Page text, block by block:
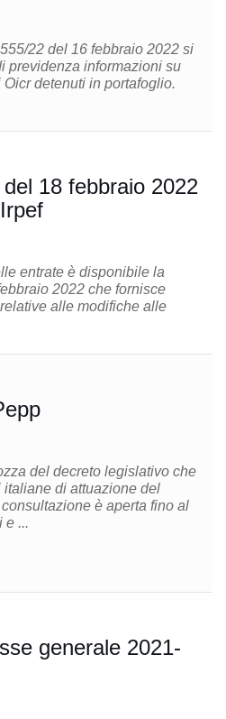
22 del 16 febbraio 2022 si
previdenza informazioni su
detenuti in portafoglio.
18 febbraio 2022
entrate è disponibile la
2022 che fornisce
alle modifiche alle
del decreto legislativo che
di attuazione del
è aperta fino al
e ...
generale 2021-